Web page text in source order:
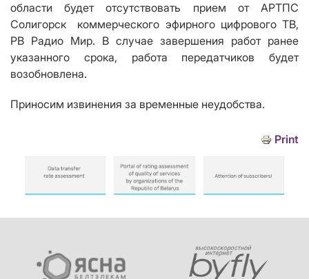
области будет отсутствовать прием от АРТПС
Солигорск
коммерческого эфирного цифрового ТВ,
РВ Радио Мир. В случае завершения работ ранее
указанного срока, работа передатчиков будет
возобновлена.
Приносим извинения за временные неудобства.
Print